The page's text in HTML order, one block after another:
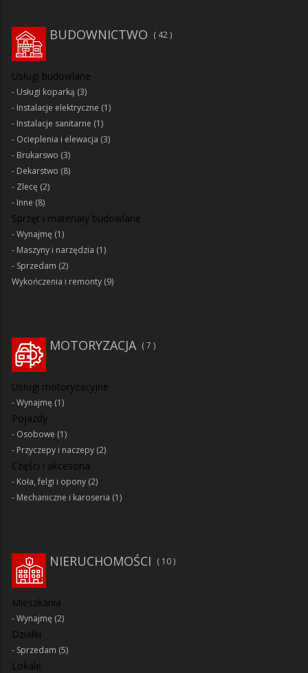
BUDOWNICTWO 42
Usługi budowlane
Usługi koparką (3)
Instalacje elektryczne (1)
Instalacje sanitarne (1)
Ocieplenia i elewacja (3)
Brukarswo (3)
Dekarstwo (8)
Zlecę (2)
Inne (8)
Sprzęt i materiały budowlane
Wynajmę (1)
Maszyny i narzędzia (1)
Sprzedam (2)
Wykończenia i remonty (9)
MOTORYZACJA 7
Usługi motoryzacyjne
Wynajmę (1)
Pojazdy
Osobowe (1)
Przyczepy i naczepy (2)
Części i akcesoria
Koła, felgi i opony (2)
Mechaniczne i karoseria (1)
NIERUCHOMOŚCI 10
Mieszkania
Wynajmę (2)
Działki
Sprzedam (5)
Lokale